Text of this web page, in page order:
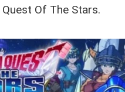
Of The Stars.